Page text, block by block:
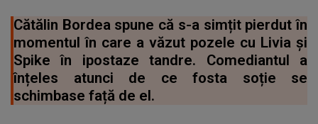
Cătălin Bordea spune că s-a simțit pierdut în
momentul în care a văzut pozele cu Livia și
Spike în ipostaze tandre. Comediantul a
înțeles atunci de ce fosta soție se
schimbase față de el.